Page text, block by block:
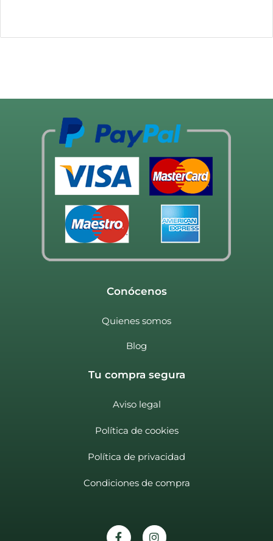
Conócenos
Quienes somos
Blog
Tu compra segura
Aviso legal
Política de cookies
Política de privacidad
Condiciones de compra